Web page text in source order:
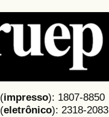
(impresso): 1807-8850
(eletrônico): 2318-2083